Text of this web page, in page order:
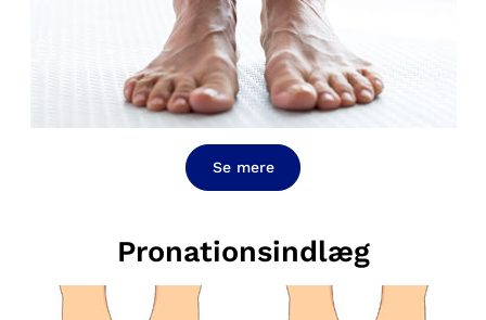
Se mere
Pronationsindlæg